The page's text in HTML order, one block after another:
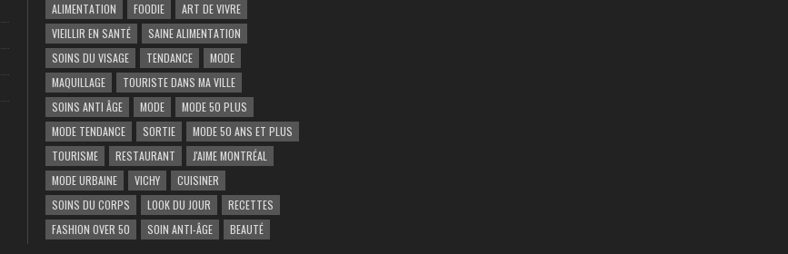
ALIMENTATION
FOODIE
ART DE VIVRE
VIEILLIR EN SANTÉ
SAINE ALIMENTATION
SOINS DU VISAGE
TENDANCE
MODE
MAQUILLAGE
TOURISTE DANS MA VILLE
SOINS ANTI ÂGE
MODE
MODE 50 PLUS
MODE TENDANCE
SORTIE
MODE 50 ANS ET PLUS
TOURISME
RESTAURANT
J'AIME MONTRÉAL
MODE URBAINE
VICHY
CUISINER
SOINS DU CORPS
LOOK DU JOUR
RECETTES
FASHION OVER 50
SOIN ANTI-ÂGE BEAUTÉ